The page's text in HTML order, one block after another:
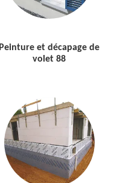
Peinture et décapage de
volet 88